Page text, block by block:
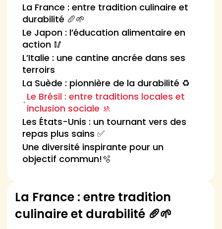
La France : entre tradition culinaire et
durabilité 🥖🌱
Le Japon : l’éducation alimentaire en
action 🥢
L’Italie : une cantine ancrée dans ses
terroirs
La Suède : pionnière de la durabilité ♻️
Le Brésil : entre traditions locales et
inclusion sociale 🚸
Les États-Unis : un tournant vers des
repas plus sains ✅
Une diversité inspirante pour un
objectif commun!🫧
La France : entre tradition
culinaire et durabilité 🥖🌱